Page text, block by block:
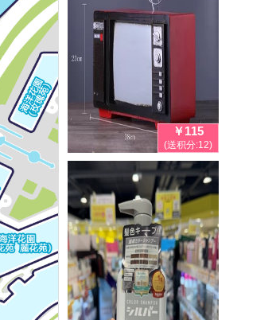
￥115
(送积分:12)